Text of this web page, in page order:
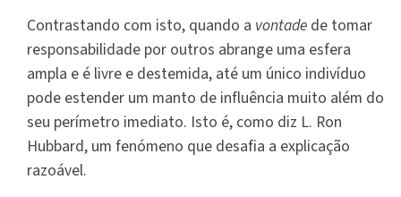
Contrastando com isto, quando a vontade de tomar
responsabilidade por outros abrange uma esfera
ampla e é livre e destemida, até um único indivíduo
pode estender um manto de influência muito além do
seu perímetro imediato. Isto é, como diz L. Ron
Hubbard, um fenómeno que desafia a explicação
razoável.